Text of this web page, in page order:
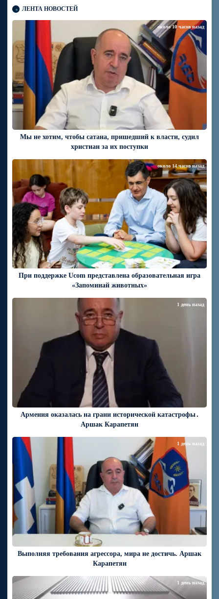
ЛЕНТА НОВОСТЕЙ
Мы не хотим, чтобы сатана, пришедший к власти, судил
христиан за их поступки
около 10 часов назад
При поддержке Ucom представлена образовательная игра
«Запоминай животных»
около 14 часов назад
Армения оказалась на грани исторической катастрофы․
Аршак Карапетян
1 день назад
Выполняя требования агрессора, мира не достичь. Аршак
Карапетян
1 день назад
1 день назад